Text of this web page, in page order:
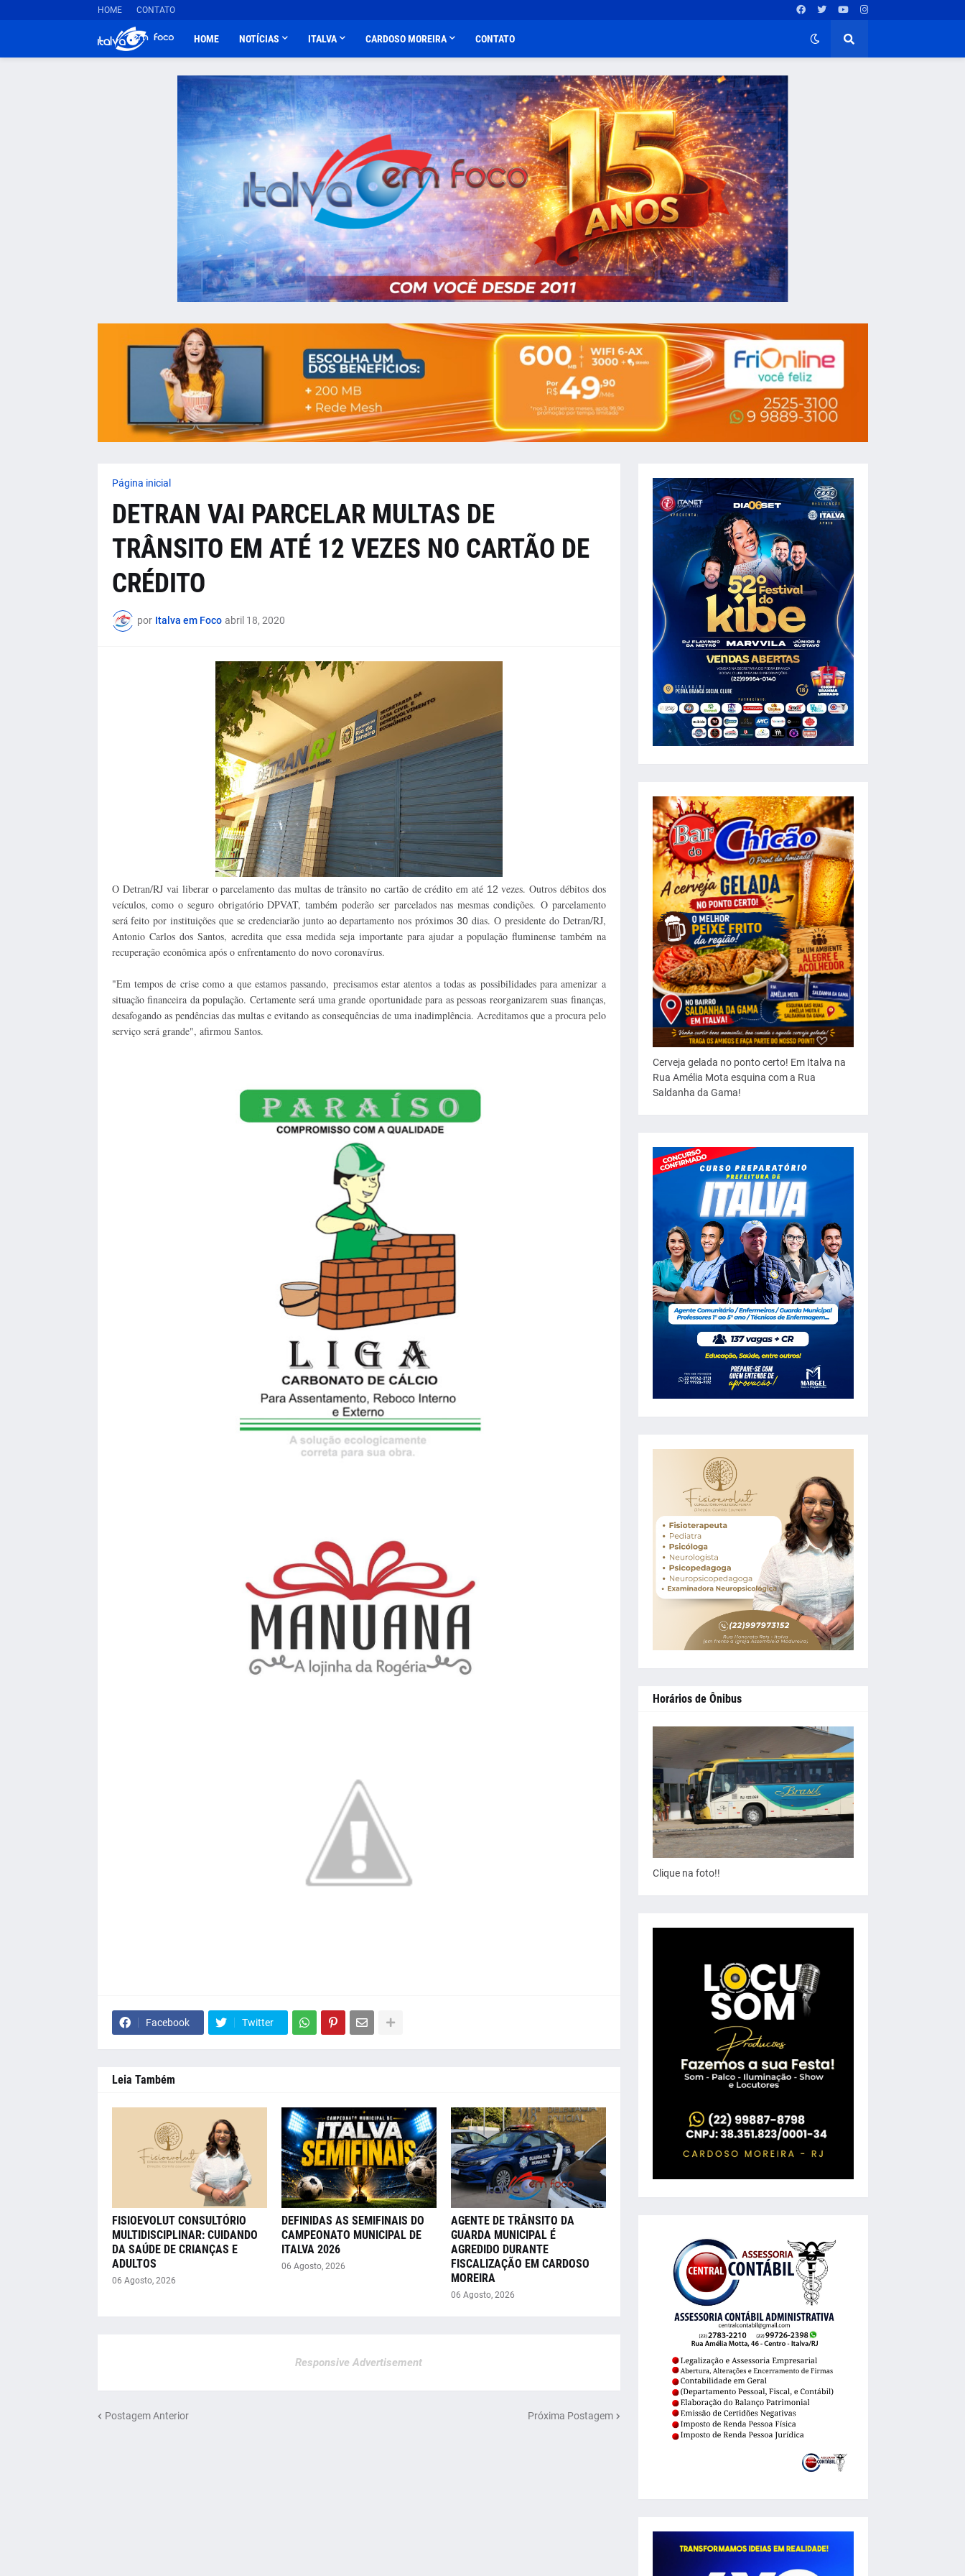
HOME CONTATO
HOME NOTÍCIAS ITALVA CARDOSO MOREIRA CONTATO
Página inicial
DETRAN VAI PARCELAR MULTAS DE
TRÂNSITO EM ATÉ 12 VEZES NO CARTÃO DE
CRÉDITO
por Italva em Foco abril 18, 2020
O Detran/RJ vai liberar o parcelamento das multas de trânsito no cartão de crédito em até 12 vezes. Outros débitos dos
veículos, como o seguro obrigatório DPVAT, também poderão ser parcelados nas mesmas condições. O parcelamento
será feito por instituições que se credenciarão junto ao departamento nos próximos30 dias. O presidente do Detran/RJ,
Antonio Carlos dos Santos, acredita que essa medida seja importante para ajudar a população fluminense também na
recuperação econômica após o enfrentamento do novo coronavírus.
"Em tempos de crise como a que estamos passando, precisamos estar atentos a todas as possibilidades para amenizar a
situação financeira da população. Certamente será uma grande oportunidade para as pessoas reorganizarem suas finanças,
desafogando as pendências das multas e evitando as consequências de uma inadimplência. Acreditamos que a procura pelo
serviço será grande", afirmou Santos.
Facebook Twitter
Leia Também
FISIOEVOLUT CONSULTÓRIO
MULTIDISCIPLINAR: CUIDANDO
DA SAÚDE DE CRIANÇAS E
ADULTOS
06 Agosto, 2026
DEFINIDAS AS SEMIFINAIS DO
CAMPEONATO MUNICIPAL DE
ITALVA 2026
06 Agosto, 2026
AGENTE DE TRÂNSITO DA
GUARDA MUNICIPAL É
AGREDIDO DURANTE
FISCALIZAÇÃO EM CARDOSO
MOREIRA
06 Agosto, 2026
Responsive Advertisement
Postagem Anterior Próxima Postagem
Cerveja gelada no ponto certo! Em Italva na
Rua Amélia Mota esquina com a Rua
Saldanha da Gama!
Horários de Ônibus
Clique na foto!!